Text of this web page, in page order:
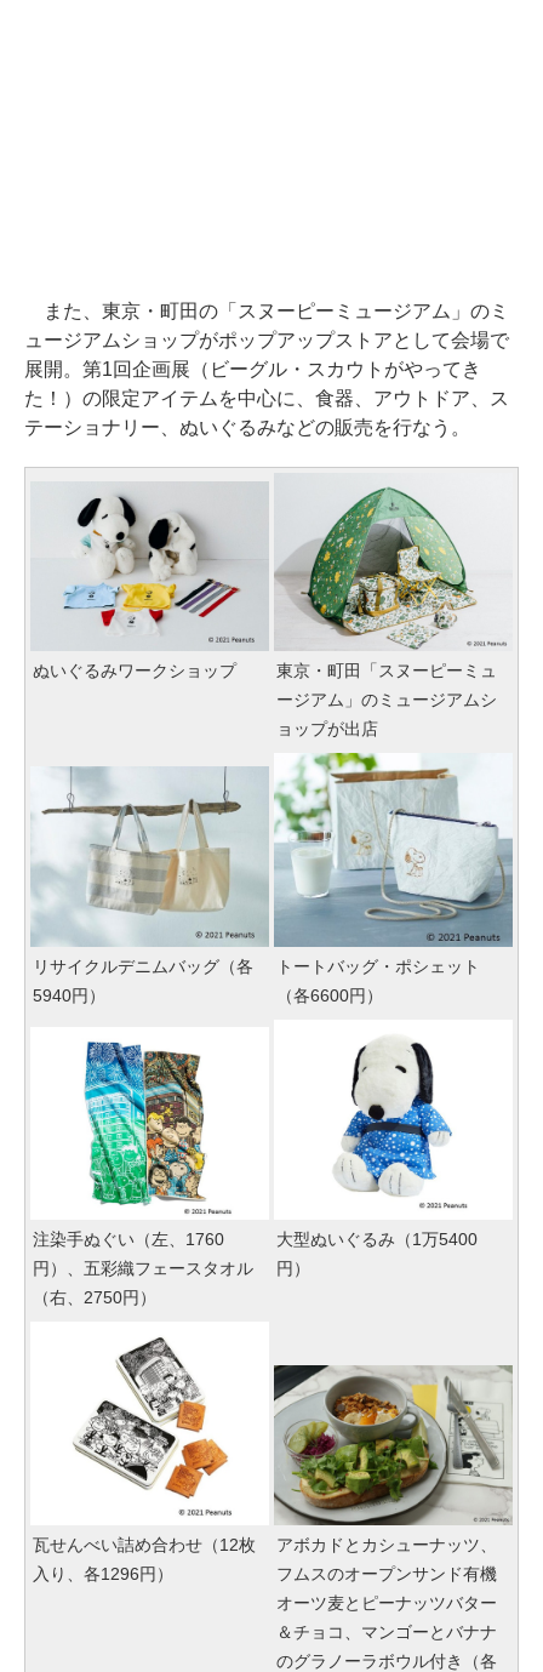
また、東京・町田の「スヌーピーミュージアム」のミ
ュージアムショップがポップアップストアとして会場で
展開。第1回企画展（ビーグル・スカウトがやってき
た！）の限定アイテムを中心に、食器、アウトドア、ス
テーショナリー、ぬいぐるみなどの販売を行なう。
ぬいぐるみワークショップ
東京・町田「スヌーピーミュ
ージアム」のミュージアムシ
ョップが出店
リサイクルデニムバッグ（各
5940円）
トートバッグ・ポシェット
（各6600円）
注染手ぬぐい（左、1760
円）、五彩織フェースタオル
（右、2750円）
大型ぬいぐるみ（1万5400
円）
瓦せんべい詰め合わせ（12枚
入り、各1296円）
アボカドとカシューナッツ、
フムスのオープンサンド有機
オーツ麦とピーナッツバター
＆チョコ、マンゴーとバナナ
のグラノーラボウル付き（各